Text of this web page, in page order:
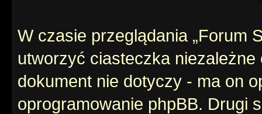
W czasie przeglądania „Forum
utworzyć ciasteczka
dokument nie dotyczy - ma on
oprogramowanie phpBB. Drugi